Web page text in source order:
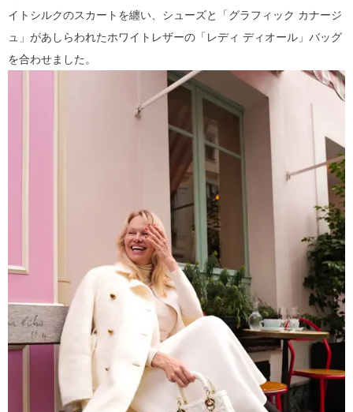
イトシルクのスカートを纏い、シューズと「グラフィック カナージ
ュ」があしらわれたホワイトレザーの「レディ ディオール」バッグ
を合わせました。